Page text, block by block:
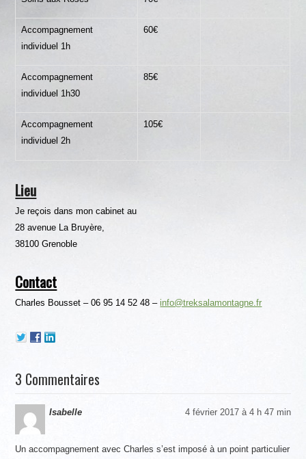
Accompagnement
individuel 1h
60€
Accompagnement
individuel 1h30
85€
Accompagnement
individuel 2h
105€
Lieu
Je reçois dans mon cabinet au
28 avenue La Bruyère,
38100 Grenoble
Contact
Charles Bousset – 06 95 14 52 48 – info@treksalamontagne.fr
3 Commentaires
Isabelle 4 février 2017 à 4 h 47 min
Un accompagnement avec Charles s’est imposé à un point particulier